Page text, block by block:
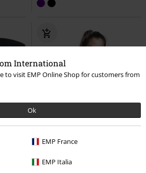
International
to visit EMP Online Shop for customers from
Ok
EMP France
EMP Italia